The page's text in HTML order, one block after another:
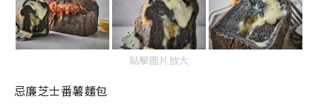
點擊圖片放大
忌廉芝士番薯麵包